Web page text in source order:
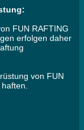
FUN RAFTING
erfolgen daher
von FUN